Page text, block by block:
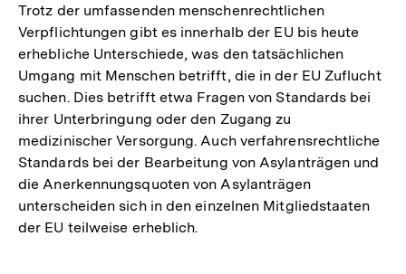
Trotz der umfassenden menschenrechtlichen
Verpflichtungen gibt es innerhalb der EU bis heute
erhebliche Unterschiede, was den tatsächlichen
Umgang mit Menschen betrifft, die in der EU Zuflucht
suchen. Dies betrifft etwa Fragen von Standards bei
ihrer Unterbringung oder den Zugang zu
medizinischer Versorgung. Auch verfahrensrechtliche
Standards bei der Bearbeitung von Asylanträgen und
die Anerkennungsquoten von Asylanträgen
unterscheiden sich in den einzelnen Mitgliedstaaten
der EU teilweise erheblich.